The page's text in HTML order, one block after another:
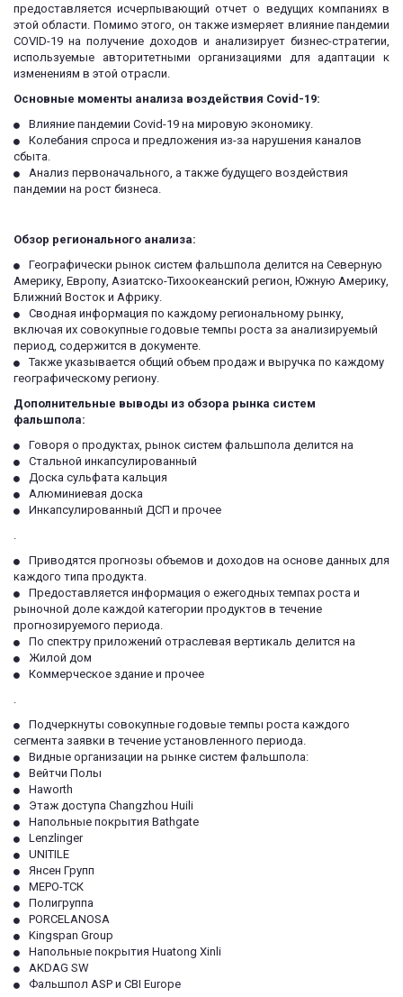
предоставляется исчерпывающий отчет о ведущих компаниях в
этой области. Помимо этого, он также измеряет влияние пандемии
COVID-19 на получение доходов и анализирует бизнес-стратегии,
используемые авторитетными организациями для адаптации к
изменениям в этой отрасли.
Основные моменты анализа воздействия Covid-19:
Влияние пандемии Covid-19 на мировую экономику.
Колебания спроса и предложения из-за нарушения каналов
сбыта.
Анализ первоначального, а также будущего воздействия
пандемии на рост бизнеса.
Обзор регионального анализа:
Географически рынок систем фальшпола делится на Северную
Америку, Европу, Азиатско-Тихоокеанский регион, Южную Америку,
Ближний Восток и Африку.
Сводная информация по каждому региональному рынку,
включая их совокупные годовые темпы роста за анализируемый
период, содержится в документе.
Также указывается общий объем продаж и выручка по каждому
географическому региону.
Дополнительные выводы из обзора рынка систем
фальшпола:
Говоря о продуктах, рынок систем фальшпола делится на
Стальной инкапсулированный
Доска сульфата кальция
Алюминиевая доска
Инкапсулированный ДСП и прочее
.
Приводятся прогнозы объемов и доходов на основе данных для
каждого типа продукта.
Предоставляется информация о ежегодных темпах роста и
рыночной доле каждой категории продуктов в течение
прогнозируемого периода.
По спектру приложений отраслевая вертикаль делится на
Жилой дом
Коммерческое здание и прочее
.
Подчеркнуты совокупные годовые темпы роста каждого
сегмента заявки в течение установленного периода.
Видные организации на рынке систем фальшпола:
Вейтчи Полы
Haworth
Этаж доступа Changzhou Huili
Напольные покрытия Bathgate
Lenzlinger
UNITILE
Янсен Групп
МЕРО-ТСК
Полигруппа
PORCELANOSA
Kingspan Group
Напольные покрытия Huatong Xinli
AKDAG SW
Фальшпол ASP и CBI Europe